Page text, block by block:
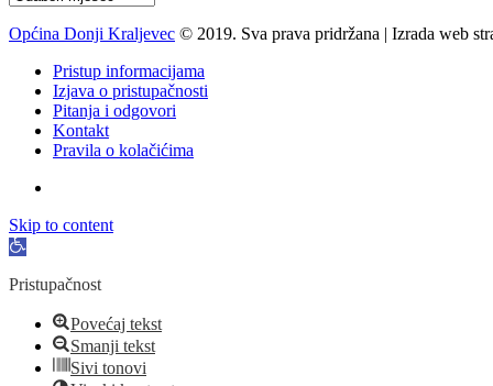
Općina Donji Kraljevec © 2019. Sva prava pridržana | Izrada web
Pristup informacijama
Izjava o pristupačnosti
Pitanja i odgovori
Kontakt
Pravila o kolačićima
Skip to content
Open
Pristupačnost
Povećaj tekst
Smanji tekst
Sivi tonovi